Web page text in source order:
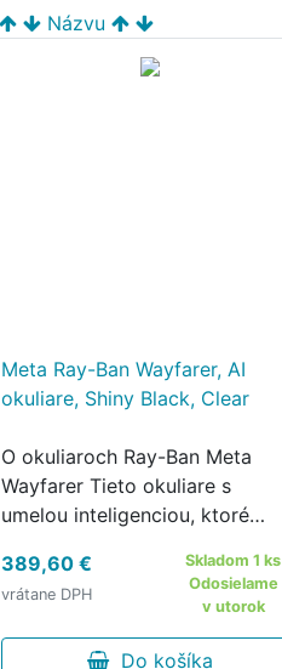
Názvu
Meta Ray-Ban Wayfarer, AI
okuliare, Shiny Black, Clear
O okuliaroch Ray-Ban Meta
Wayfarer Tieto okuliare s
umelou inteligenciou, ktoré
hollywoodsky štýl s meta AI,
vám umožňujú reagovať na to,
čo vidíte, robiť fotografie a
videá, počúvať...
389,60 €
vrátane DPH
Skladom 1 ks
Odosielame
v utorok
Do košíka